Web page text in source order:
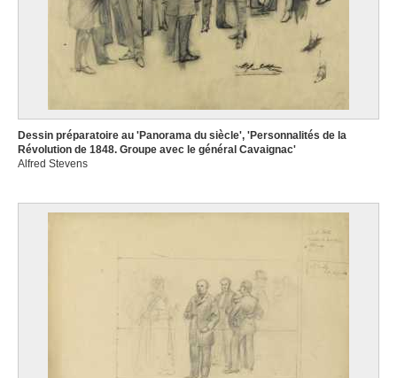
Dessin préparatoire au 'Panorama du siècle', 'Personnalités de la
Révolution de 1848. Groupe avec le général Cavaignac'
Alfred Stevens